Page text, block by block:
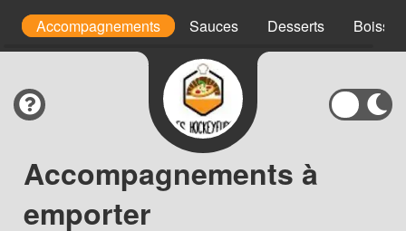
Accompagnements Sauces Desserts
Accompagnements à
emporter